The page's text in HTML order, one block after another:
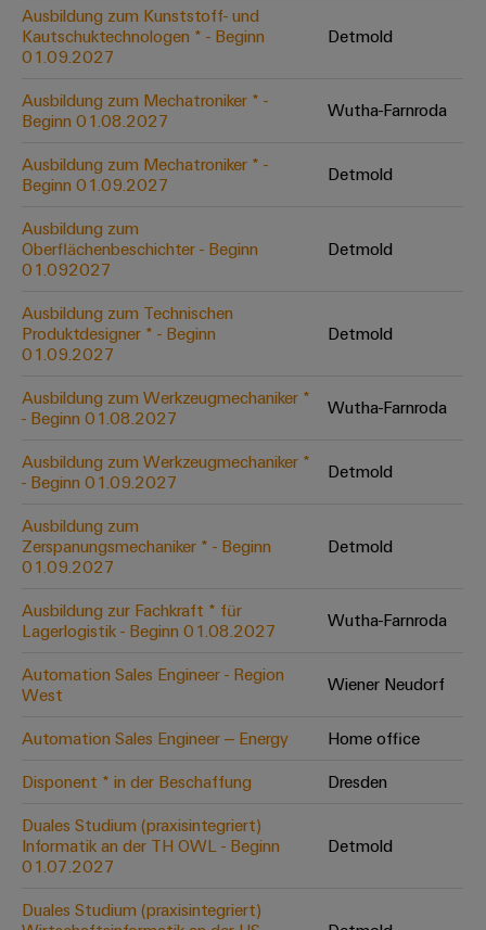
Sicherer
Betrieb
mit
Lösungen
für
Prozessindustrie
Mehr
Ressourceneffizienz
durch
Schaltschrankbau
Lösungen
die
Herausforderungen
Schaltschrankbau
Moderne
und
digitale
für
klimafreundliche
im
Schiffbau
Verbindungslösungen
die
maritime
Industrie
Wasseraufbereitung
Industrial
IoT
Industrial
Security
Industrial
Service
Platform
easyConnect
Regler
Gerätehersteller
Leiterplattensteckverbinder
&
PCB
Services
Equipment
(OEM)
Industrial
Ethernet
Touch-
Panels
Engineering-
Visualisierungstools
Energiemessung
und
Smart
Metering
Weidmüller
AI
Access
&
Services
Industrial
Platform
easyConnect
Werkstatt
&
Digitale
Bestellmöglichkeiten
eShop
OCI-
EDI-
Schnittstelle
ALLE
SERVICES
finden
Solution
Partner
-
Systemintegratoren
Messen
&
Globale
Messen
&
Events
Stellenbörse
Entwicklung
Karriere auf
neues
Distribution
Ausbildung zum Kunststoff- und
Kautschuktechnologen * - Beginn
01.09.2027
Detmold
Ausbildung zum Mechatroniker * -
Beginn 01.08.2027
Wutha-Farnroda
Ausbildung zum Mechatroniker * -
Beginn 01.09.2027
Detmold
Ausbildung zum
Oberflächenbeschichter - Beginn
01.092027
Detmold
Ausbildung zum Technischen
Produktdesigner * - Beginn
01.09.2027
Detmold
Ausbildung zum Werkzeugmechaniker *
- Beginn 01.08.2027
Wutha-Farnroda
Ausbildung zum Werkzeugmechaniker *
- Beginn 01.09.2027
Detmold
Ausbildung zum
Zerspanungsmechaniker * - Beginn
01.09.2027
Detmold
Ausbildung zur Fachkraft * für
Lagerlogistik - Beginn 01.08.2027
Wutha-Farnroda
Automation Sales Engineer - Region
West
Wiener Neudorf
Automation Sales Engineer – Energy
Home office
Disponent * in der Beschaffung
Dresden
Duales Studium (praxisintegriert)
Informatik an der TH OWL - Beginn
01.07.2027
Detmold
Duales Studium (praxisintegriert)